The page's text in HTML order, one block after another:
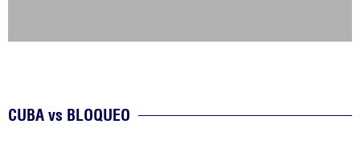
CUBA vs BLOQUEO